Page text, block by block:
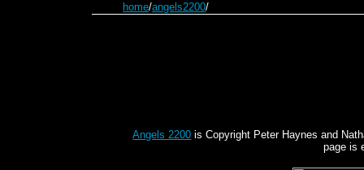
home/angels2200/
Angels 2200 is Copyright Peter Haynes and
page is